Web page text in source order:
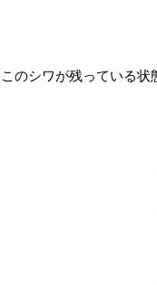
このシワが残っている状